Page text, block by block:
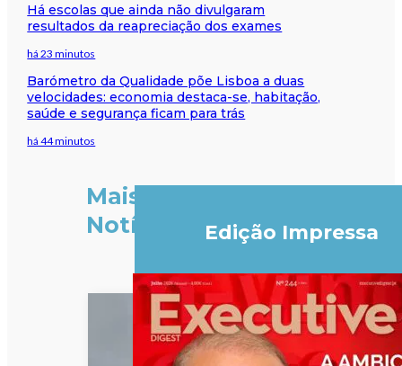
Há escolas que ainda não divulgaram
resultados da reapreciação dos exames
há 23 minutos
Barómetro da Qualidade põe Lisboa a duas
velocidades: economia destaca-se, habitação,
saúde e segurança ficam para trás
há 44 minutos
Mais
Notícias
Edição Impressa